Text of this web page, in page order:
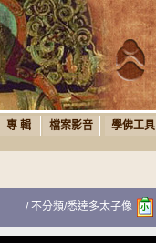
專 輯 檔案影音 學佛工具
/不分類/悉達多太子像